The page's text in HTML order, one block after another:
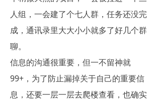
人组，一会建了个七人群，任务还没完
成，通讯录里大大小小就多了好几个群
聊。
信息的沟通很重要，但一不留神就
99+，为了防止漏掉关于自己的重要信
息，还要一层一层去爬楼查看，也确实